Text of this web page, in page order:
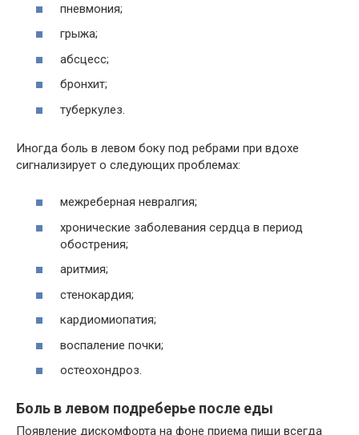
пневмония;
грыжа;
абсцесс;
бронхит;
туберкулез.
Иногда боль в левом боку под ребрами при вдохе
сигнализирует о следующих проблемах:
межреберная невралгия;
хронические заболевания сердца в период
обострения;
аритмия;
стенокардия;
кардиомиопатия;
воспаление почки;
остеохондроз.
Боль в левом подреберье после еды
Появление дискомфорта на фоне приема пищи всегда